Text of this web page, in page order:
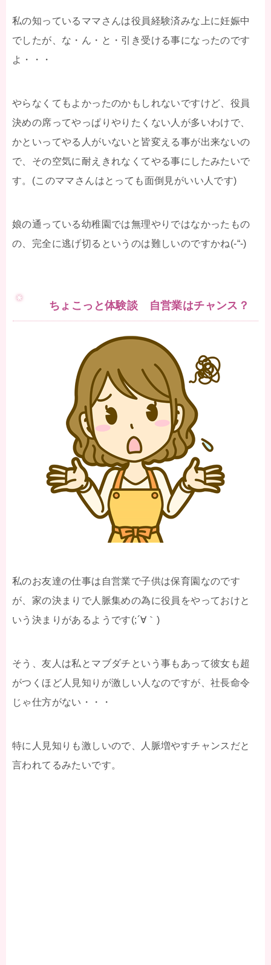
私の知っているママさんは役員経験済みな上に妊娠中
でしたが、な・ん・と・引き受ける事になったのです
よ・・・
やらなくてもよかったのかもしれないですけど、役員
決めの席ってやっぱりやりたくない人が多いわけで、
かといってやる人がいないと皆変える事が出来ないの
で、その空気に耐えきれなくてやる事にしたみたいで
す。(このママさんはとっても面倒見がいい人です)
娘の通っている幼稚園では無理やりではなかったもの
の、完全に逃げ切るというのは難しいのですかね(-“-)
ちょこっと体験談 自営業はチャンス？
私のお友達の仕事は自営業で子供は保育園なのです
が、家の決まりで人脈集めの為に役員をやっておけと
いう決まりがあるようです(;´∀｀)
そう、友人は私とマブダチという事もあって彼女も超
がつくほど人見知りが激しい人なのですが、社長命令
じゃ仕方がない・・・
特に人見知りも激しいので、人脈増やすチャンスだと
言われてるみたいです。